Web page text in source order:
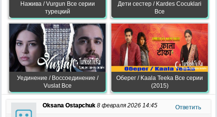
Нажива / Vurgun Все серии
турецкий
Дети сестер / Kardes Cocuklari
Все
Уединение / Воссоединение /
Vuslat Все
Оберег / Kaala Teeka Все серии
(2015)
Oksana Ostapchuk 8 февраля 2026 14:45 Ответить